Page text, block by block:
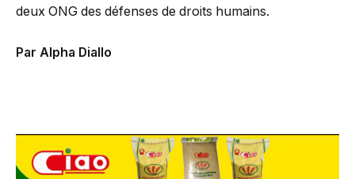
deux ONG des défenses de droits humains.
Par Alpha Diallo